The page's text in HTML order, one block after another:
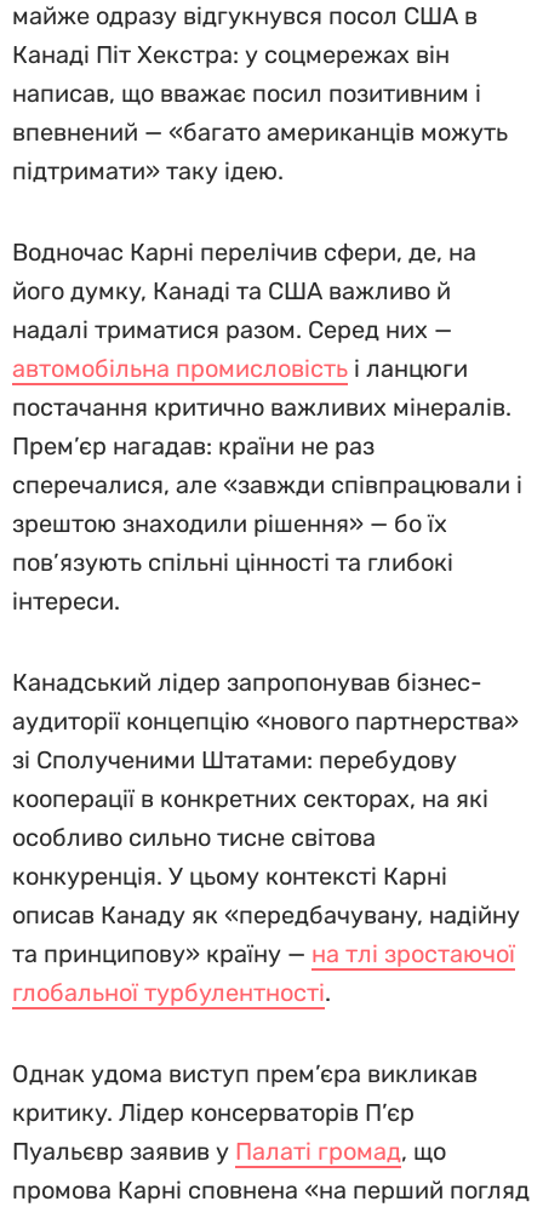
майже одразу відгукнувся посол США в
Канаді Піт Хекстра: у соцмережах він
написав, що вважає посил позитивним і
впевнений — «багато американців можуть
підтримати» таку ідею.
Водночас Карні перелічив сфери, де, на
його думку, Канаді та США важливо й
надалі триматися разом. Серед них —
автомобільна промисловість і ланцюги
постачання критично важливих мінералів.
Прем’єр нагадав: країни не раз
сперечалися, але «завжди співпрацювали і
зрештою знаходили рішення» — бо їх
пов’язують спільні цінності та глибокі
інтереси.
Канадський лідер запропонував бізнес-
аудиторії концепцію «нового партнерства»
зі Сполученими Штатами: перебудову
кооперації в конкретних секторах, на які
особливо сильно тисне світова
конкуренція. У цьому контексті Карні
описав Канаду як «передбачувану, надійну
та принципову» країну — на тлі зростаючої
глобальної турбулентності.
Однак удома виступ прем’єра викликав
критику. Лідер консерваторів П’єр
Пуальєвр заявив у Палаті громад, що
промова Карні сповнена «на перший погляд